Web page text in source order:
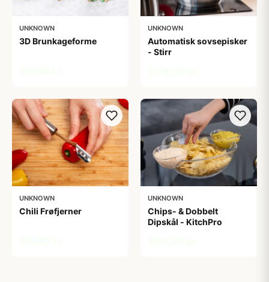
UNKNOWN
3D Brunkageforme
UNKNOWN
Automatisk sovsepisker
- Stirr
UNKNOWN
Chili Frøfjerner
UNKNOWN
Chips- & Dobbelt
Dipskål - KitchPro